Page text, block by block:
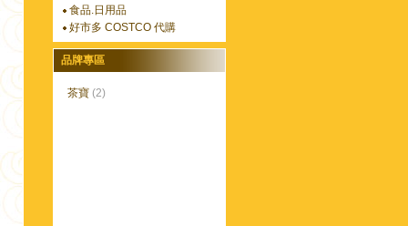
食品.日用品
好市多 COSTCO 代購
品牌專區
茶寶 (2)